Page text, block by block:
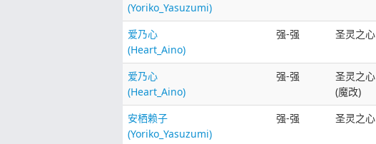
(Yoriko_Yasuzumi)
爱乃心
(Heart_Aino)
强-强 圣灵之心
爱乃心
(Heart_Aino)
强-强
圣灵之心
(魔改)
安栖赖子
(Yoriko_Yasuzumi)
强-强 圣灵之心